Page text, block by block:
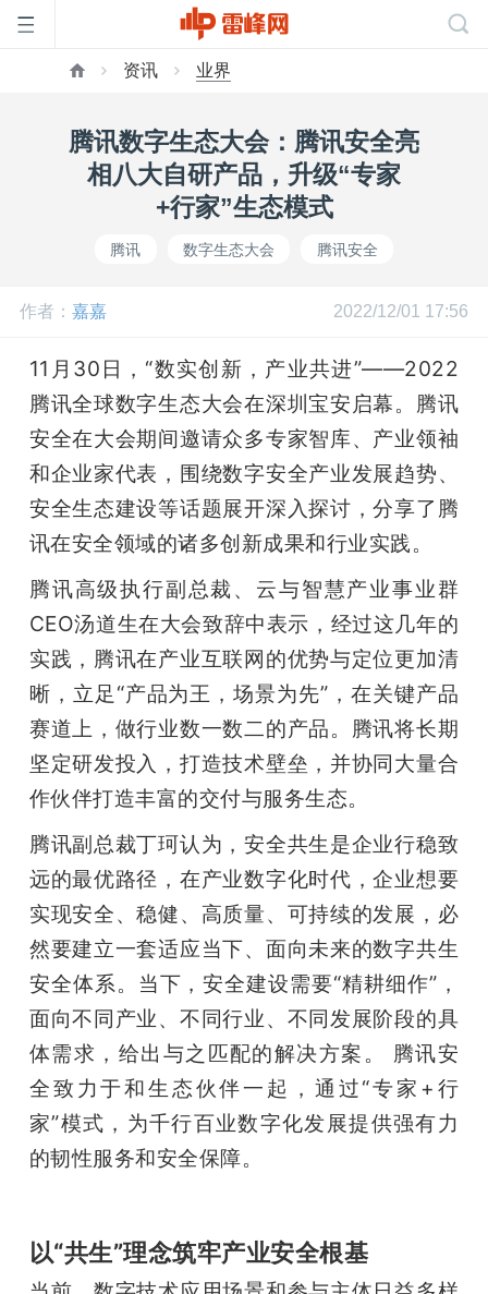
网
公
课
活
动
中
GAIR
专
题
爱
搞
资讯 业界
腾讯数字生态大会：腾讯安全亮
相八大自研产品，升级“专家
+行家”生态模式
腾讯 数字生态大会 腾讯安全
作者： 嘉嘉 2022/12/01 17:56
11月30日，“数实创新，产业共进”——2022
腾讯全球数字生态大会在深圳宝安启幕。腾讯
安全在大会期间邀请众多专家智库、产业领袖
和企业家代表，围绕数字安全产业发展趋势、
安全生态建设等话题展开深入探讨，分享了腾
讯在安全领域的诸多创新成果和行业实践。
腾讯高级执行副总裁、云与智慧产业事业群
CEO汤道生在大会致辞中表示，经过这几年的
实践，腾讯在产业互联网的优势与定位更加清
晰，立足“产品为王，场景为先”，在关键产品
赛道上，做行业数一数二的产品。腾讯将长期
坚定研发投入，打造技术壁垒，并协同大量合
作伙伴打造丰富的交付与服务生态。
腾讯副总裁丁珂认为，安全共生是企业行稳致
远的最优路径，在产业数字化时代，企业想要
实现安全、稳健、高质量、可持续的发展，必
然要建立一套适应当下、面向未来的数字共生
安全体系。当下，安全建设需要“精耕细作”，
面向不同产业、不同行业、不同发展阶段的具
体需求，给出与之匹配的解决方案。 腾讯安
全致力于和生态伙伴一起，通过“专家+行
家”模式，为千行百业数字化发展提供强有力
的韧性服务和安全保障。
以“共生”理念筑牢产业安全根基